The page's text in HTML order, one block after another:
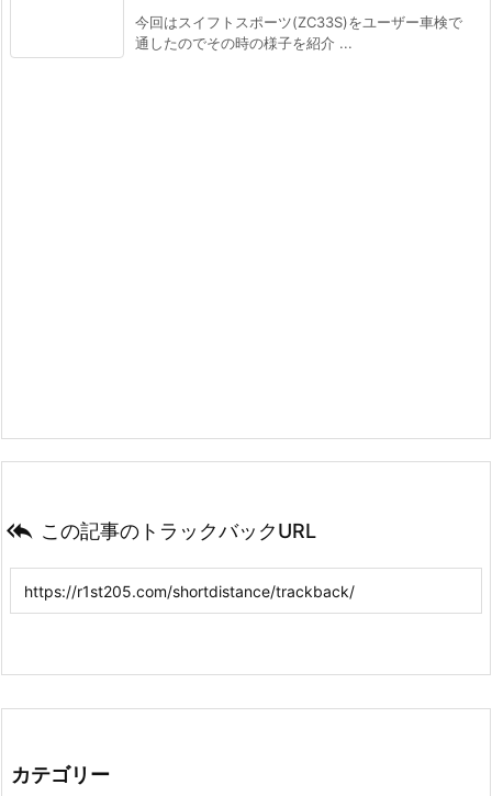
今回はスイフトスポーツ(ZC33S)をユーザー車検で
通したのでその時の様子を紹介 ...
 この記事のトラックバックURL
カテゴリー